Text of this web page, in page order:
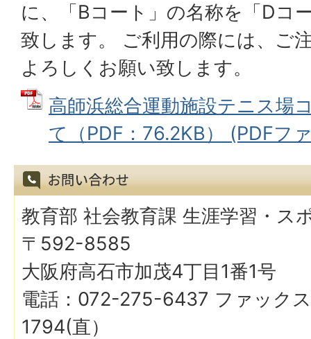
に、「Bコート」の名称を「Dコ
致します。 ご利用の際には、ご
よろしくお願い致します。
高師浜総合運動施設テニス場
て（PDF：76.2KB） (PDFフ
教育部 社会教育課 生涯学習・ス
〒592-8585
大阪府高石市加茂4丁目1番1号
電話：072-275-6437 ファック
1794(直）